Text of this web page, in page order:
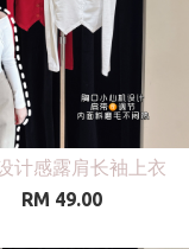
计感露肩长袖上衣
RM 49.00